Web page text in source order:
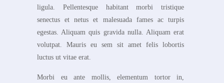
ligula. Pellentesque habitant morbi tristique
senectus et netus et malesuada fames ac turpis
egestas. Aliquam quis gravida nulla. Aliquam erat
volutpat. Mauris eu sem sit amet felis lobortis
luctus ut vitae erat.
Morbi eu ante mollis, elementum tortor in,